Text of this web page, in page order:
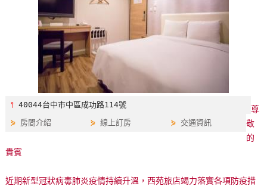
紅
你
⫯40044台中市中區成功路114號
⋟ 房間介紹 ⋟線上訂房 ⋟ 交通資訊
尊
敬
的
貴賓
近期新型冠狀病毒肺炎疫情持續升溫，西苑旅店竭力落實各項防疫措